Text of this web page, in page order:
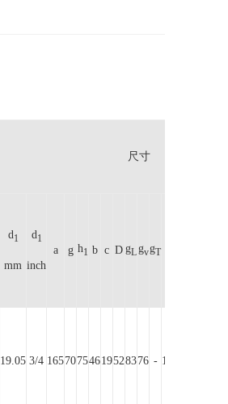
尺寸
d1
mm
d1
inch
a g h1 b c D gLgvgT
19.05 3/4 16570754619528376 - 10.5